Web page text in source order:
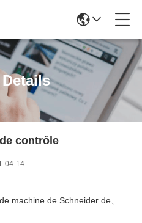
contrôle
04-14
machine de Schneider de、